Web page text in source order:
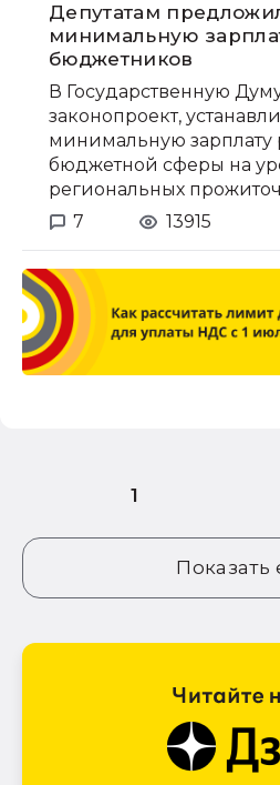
Депутатам
минимальную
бюджетников
В Государственную
законопроект,
минимальную зарплату
бюджетной сферы на
региональных
7
13915
Показать
1